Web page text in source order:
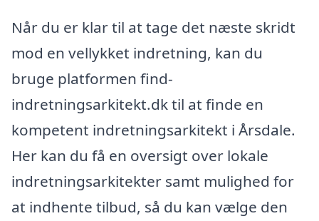
Når du er klar til at tage det næste skridt
mod en vellykket indretning, kan du
bruge platformen find-
indretningsarkitekt.dk til at finde en
kompetent indretningsarkitekt i Årsdale.
Her kan du få en oversigt over lokale
indretningsarkitekter samt mulighed for
at indhente tilbud, så du kan vælge den